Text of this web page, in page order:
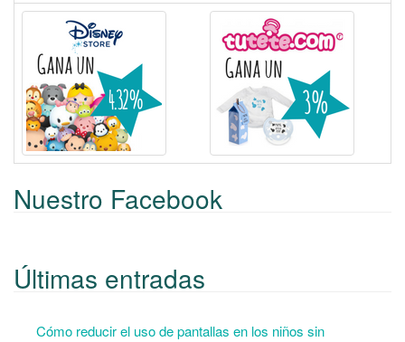
Nuestro Facebook
Últimas entradas
Cómo reducir el uso de pantallas en los niños sin